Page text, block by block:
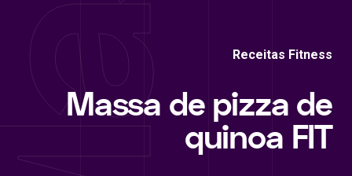
Receitas Fitness
Massa de pizza de
quinoa FIT